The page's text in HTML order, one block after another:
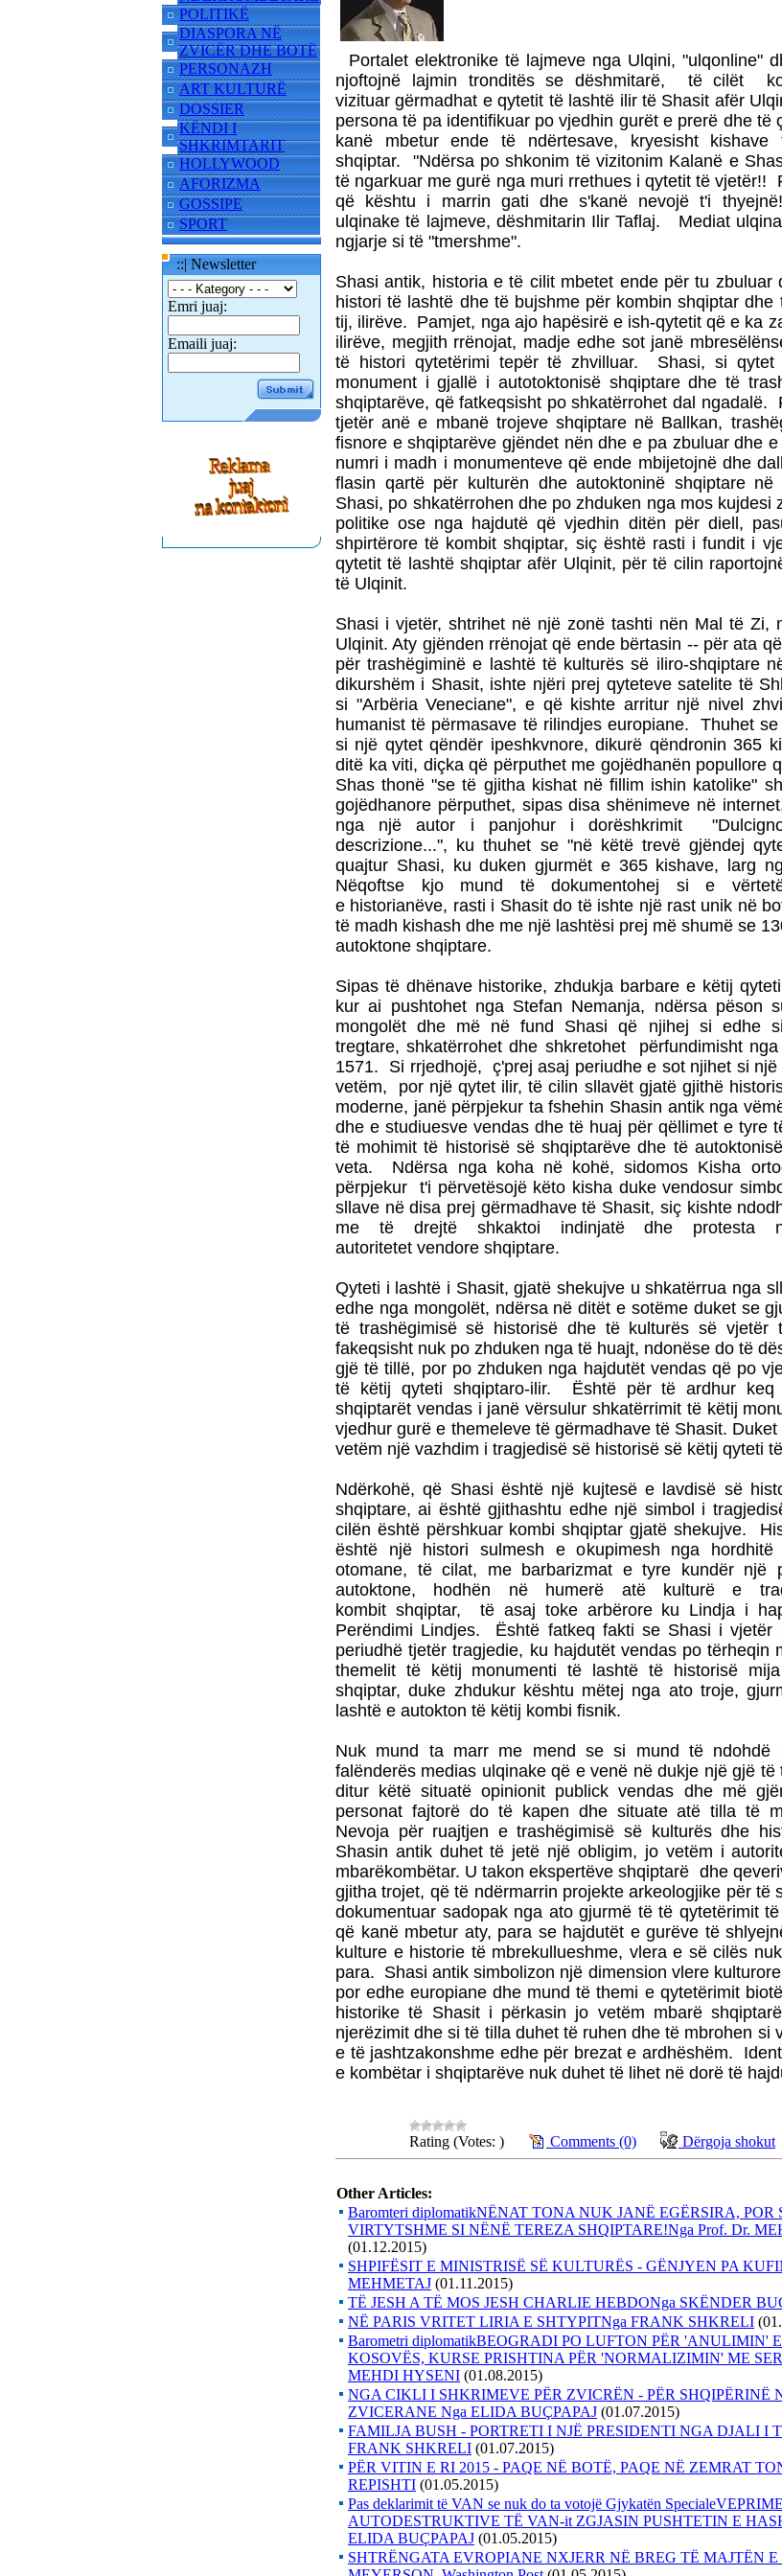
POLITIKË
DIASPORA NË
ZVICËR DHE BOTË
PERSONAZH
ART KULTURË
DOSSIER
KËNDI I
SHKRIMTARIT
HOLLYWOOD
AFORIZMA
GOSSIPE
SPORT
::| Newsletter
Emri juaj:
Emaili juaj:
Portalet elektronike të lajmeve nga Ulqini, "ulqonline"
njoftojnë lajmin tronditës se dëshmitarë, të cilët
vizituar gërmadhat e qytetit të lashtë ilir të Shasit afër
persona të pa identifikuar po vjedhin gurët e prerë dhe të
kanë mbetur ende të ndërtesave, kryesisht
shqiptar. "Ndërsa po shkonim të vizitonim Kalanë e
të ngarkuar me gurë nga muri rrethues i qytetit të vjetër!!
që kështu i marrin gati dhe s'kanë nevojë t'i
ulqinake të lajmeve, dëshmitarin Ilir Taflaj. Mediat
ngjarje si të "tmershme".
Shasi antik, historia e të cilit mbetet ende për tu zbuluar
histori të lashtë dhe të bujshme për kombin shqiptar dhe
tij, ilirëve. Pamjet, nga ajo hapësirë e ish-qytetit që e ka
ilirëve, megjith rrënojat, madje edhe sot janë
të histori qytetërimi tepër të zhvilluar. Shasi, si
monument i gjallë i autotoktonisë shqiptare dhe të
shqiptarëve, që fatkeqsisht po shkatërrohet dal ngadalë.
tjetër anë e mbanë trojeve shqiptare në Ballkan,
fisnore e shqiptarëve gjëndet nën dhe e pa zbuluar dhe
numri i madh i monumenteve që ende mbijetojnë dhe
flasin qartë për kulturën dhe autoktoninë shqiptare
Shasi, po shkatërrohen dhe po zhduken nga mos kujdesi
politike ose nga hajdutë që vjedhin ditën për diell,
shpirtërore të kombit shqiptar, siç është rasti i fundit i
qytetit të lashtë shqiptar afër Ulqinit, për të cilin
të Ulqinit.
Shasi i vjetër, shtrihet në një zonë tashti nën Mal të Zi,
Ulqinit. Aty gjënden rrënojat që ende bërtasin -- për ata
për trashëgiminë e lashtë të kulturës së iliro-shqiptare
dikurshëm i Shasit, ishte njëri prej qyteteve satelite të
si "Arbëria Veneciane", e që kishte arritur një nivel
humanist të përmasave të rilindjes europiane. Thuhet
si një qytet qëndër ipeshkvnore, dikurë qëndronin 365
ditë ka viti, diçka që përputhet me gojëdhanën popullore
Shas thonë "se të gjitha kishat në fillim ishin katolike"
gojëdhanore përputhet, sipas disa shënimeve në
nga një autor i panjohur i dorëshkrimit
descrizione...", ku thuhet se "në këtë trevë gjëndej
quajtur Shasi, ku duken gjurmët e 365 kishave, larg
Nëqoftse kjo mund të dokumentohej si e
e historianëve, rasti i Shasit do të ishte një rast unik në
të madh kishash dhe me një lashtësi prej më shumë se
autoktone shqiptare.
Sipas të dhënave historike, zhdukja barbare e këtij
kur ai pushtohet nga Stefan Nemanja, ndërsa pëson
mongolët dhe më në fund Shasi që njihej si edhe
tregtare, shkatërrohet dhe shkretohet përfundimisht
1571. Si rrjedhojë, ç'prej asaj periudhe e sot njihet si
vetëm, por një qytet ilir, të cilin sllavët gjatë gjithë
moderne, janë përpjekur ta fshehin Shasin antik nga
dhe e studiuesve vendas dhe të huaj për qëllimet e tyre
të mohimit të historisë së shqiptarëve dhe të
veta. Ndërsa nga koha në kohë, sidomos Kisha
përpjekur t'i përvetësojë këto kisha duke vendosur
sllave në disa prej gërmadhave të Shasit, siç kishte
me të drejtë shkaktoi indinjatë dhe protesta
autoritetet vendore shqiptare.
Qyteti i lashtë i Shasit, gjatë shekujve u shkatërrua nga
edhe nga mongolët, ndërsa në ditët e sotëme duket se
të trashëgimisë së historisë dhe të kulturës së vjetër
fakeqsisht nuk po zhduken nga të huajt, ndonëse do të
gjë të tillë, por po zhduken nga hajdutët vendas që po
të këtij qyteti shqiptaro-ilir. Është për të ardhur
shqiptarët vendas i janë vërsulur shkatërrimit të këtij
vjedhur gurë e themeleve të gërmadhave të Shasit.
vetëm një vazhdim i tragjedisë së historisë së këtij qyteti
Ndërkohë, që Shasi është një kujtesë e lavdisë së
shqiptare, ai është gjithashtu edhe një simbol i
cilën është përshkuar kombi shqiptar gjatë shekujve.
është një histori sulmesh e okupimesh nga
otomane, të cilat, me barbarizmat e tyre kundër një
autoktone, hodhën në humerë atë kulturë e
kombit shqiptar, të asaj toke arbërore ku Lindja i
Perëndimi Lindjes. Është fatkeq fakti se Shasi i vjetër
periudhë tjetër tragjedie, ku hajdutët vendas po tërheqin
themelit të këtij monumenti të lashtë të historisë
shqiptar, duke zhdukur kështu mëtej nga ato troje,
lashtë e autokton të këtij kombi fisnik.
Nuk mund ta marr me mend se si mund të
falënderës medias ulqinake që e venë në dukje një gjë
ditur këtë situatë opinionit publick vendas dhe më
personat fajtorë do të kapen dhe situate atë tilla të
Nevoja për ruajtjen e trashëgimisë së kulturës dhe
Shasin antik duhet të jetë një obligim, jo vetëm i
mbarëkombëtar. U takon ekspertëve shqiptarë dhe
gjitha trojet, që të ndërmarrin projekte arkeologjike për të
dokumentuar sadopak nga ato gjurmë të të qytetërimit
që kanë mbetur aty, para se hajdutët e gurëve të
kulture e historie të mbrekullueshme, vlera e së cilës
para. Shasi antik simbolizon një dimension vlere
por edhe europiane dhe mund të themi e qytetërimit
historike të Shasit i përkasin jo vetëm mbarë
njerëzimit dhe si të tilla duhet të ruhen dhe të mbrohen si
e të jashtzakonshme edhe për brezat e ardhëshëm.
e kombëtar i shqiptarëve nuk duhet të lihet në dorë të
Rating (Votes: ) Comments (0) Dërgoja shokut
Other Articles:
Baromteri diplomatikNËNAT TONA NUK JANË EGËRSIRA,
VIRTYTSHME SI NËNË TEREZA SHQIPTARE!Nga Prof. Dr.
(01.12.2015)
SHPIFËSIT E MINISTRISË SË KULTURËS - GËNJYEN PA
MEHMETAJ (01.11.2015)
TË JESH A TË MOS JESH CHARLIE HEBDONga SKËNDER
NË PARIS VRITET LIRIA E SHTYPITNga FRANK SHKRELI
Barometri diplomatikBEOGRADI PO LUFTON PËR 'ANULIMIN' E
KOSOVËS, KURSE PRISHTINA PËR 'NORMALIZIMIN' ME
MEHDI HYSENI (01.08.2015)
NGA CIKLI I SHKRIMEVE PËR ZVICRËN - PËR SHQIPËRINË
ZVICERANE Nga ELIDA BUÇPAPAJ (01.07.2015)
FAMILJA BUSH - PORTRETI I NJË PRESIDENTI NGA DJALI I
FRANK SHKRELI (01.07.2015)
PËR VITIN E RI 2015 - PAQE NË BOTË, PAQE NË ZEMRAT
REPISHTI (01.05.2015)
Pas deklarimit të VAN se nuk do ta votojë Gjykatën
AUTODESTRUKTIVE TË VAN-it ZGJASIN PUSHTETIN E
ELIDA BUÇPAPAJ (01.05.2015)
SHTRËNGATA EVROPIANE NXJERR NË BREG TË MAJTËN